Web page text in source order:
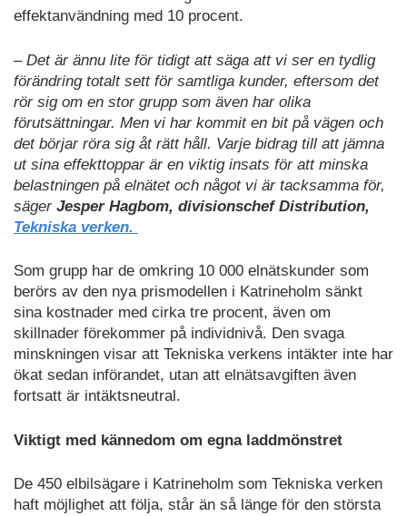
effektanvändning med 10 procent.
– Det är ännu lite för tidigt att säga att vi ser en tydlig
förändring totalt sett för samtliga kunder, eftersom det
rör sig om en stor grupp som även har olika
förutsättningar. Men vi har kommit en bit på vägen och
det börjar röra sig åt rätt håll. Varje bidrag till att jämna
ut sina effekttoppar är en viktig insats för att minska
belastningen på elnätet och något vi är tacksamma för,
sägerJesper Hagbom, divisionschef Distribution,
Tekniska verken.
Som grupp har de omkring 10 000 elnätskunder som
berörs av den nya prismodellen i Katrineholm sänkt
sina kostnader med cirka tre procent, även om
skillnader förekommer på individnivå. Den svaga
minskningen visar att Tekniska verkens intäkter inte har
ökat sedan införandet, utan att elnätsavgiften även
fortsatt är intäktsneutral.
Viktigt med kännedom om egna laddmönstret
De 450 elbilsägare i Katrineholm som Tekniska verken
haft möjlighet att följa, står än så länge för den största